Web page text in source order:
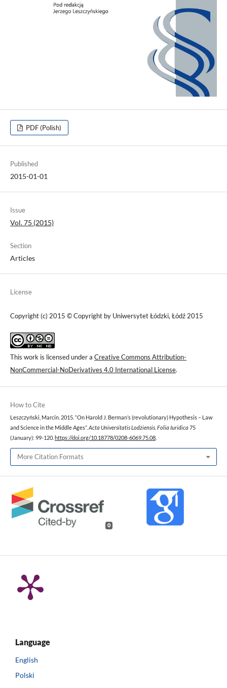
PDF (Polish)
Published
2015-01-01
Issue
Vol. 75 (2015)
Section
Articles
License
Copyright (c) 2015 © Copyright by Uniwersytet Łódzki, Łódź 2015
This work is licensed under a Creative Commons Attribution-
NonCommercial-NoDerivatives 4.0 International License.
How to Cite
Leszczyński, Marcin. 2015. “On Harold J. Berman’s (revolutionary) Hypothesis – Law
and Science in the Middle Ages”. Acta Universitatis Lodziensis. Folia Iuridica 75
(January): 99-120. https://doi.org/10.18778/0208-6069.75.08
More Citation Formats
0
Language
English
Polski